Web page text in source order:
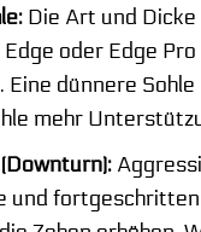
Die Art und
Edge oder Edge
Eine dünnere
mehr
und